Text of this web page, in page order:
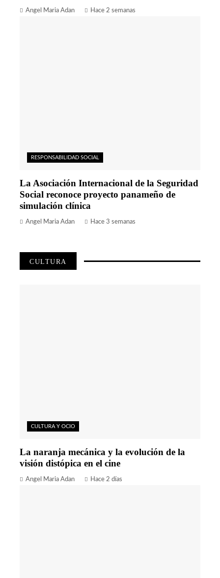
Angel Maria Adan Hace 2 semanas
RESPONSABILIDAD SOCIAL
La Asociación Internacional de la Seguridad
Social reconoce proyecto panameño de
simulación clínica
Angel Maria Adan Hace 3 semanas
CULTURA
CULTURA Y OCIO
La naranja mecánica y la evolución de la
visión distópica en el cine
Angel Maria Adan Hace 2 días